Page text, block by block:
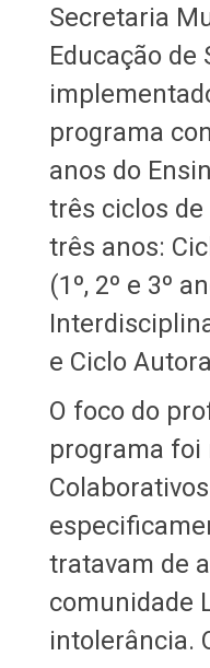
Secretaria
Educação de
programa
anos do
três ciclos
três anos:
(1º, 2º e 3º
e Ciclo
O foco do
programa foi
tratavam de
comunidade
intolerância.